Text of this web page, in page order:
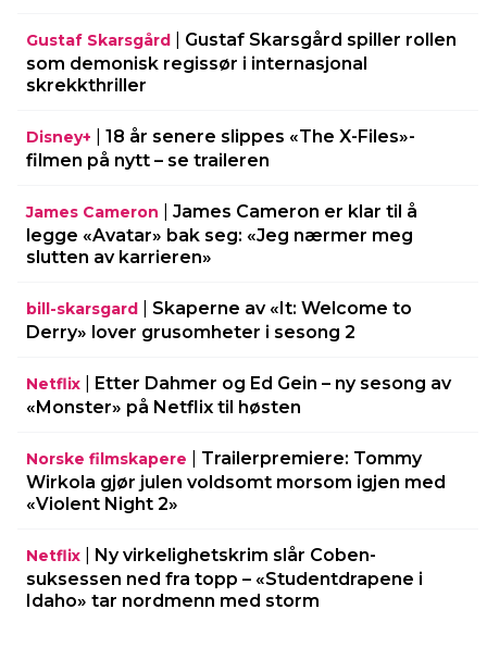
Gustaf Skarsgård
Gustaf Skarsgård spiller rollen
som demonisk regissør i internasjonal
skrekkthriller
Disney+
18 år senere slippes «The X-Files»-
filmen på nytt – se traileren
James Cameron
James Cameron er klar til å
legge «Avatar» bak seg: «Jeg nærmer meg
slutten av karrieren»
bill-skarsgard
Skaperne av «It: Welcome to
Derry» lover grusomheter i sesong 2
Netflix
Etter Dahmer og Ed Gein – ny sesong av
«Monster» på Netflix til høsten
Norske filmskapere
Trailerpremiere: Tommy
Wirkola gjør julen voldsomt morsom igjen med
«Violent Night 2»
Netflix
Ny virkelighetskrim slår Coben-
suksessen ned fra topp – «Studentdrapene i
Idaho» tar nordmenn med storm